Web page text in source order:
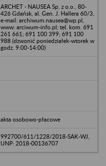
ARCHET - NAUSEA Sp. z o.o., 80-
426 Gdańsk, al. Gen. J. Hallera 60/3,
e-mail: archiwum.nausea@wp.pl,
www: arciwum-info.pl; tel. kom. 691
261 661; 691 100 399; 691 100
988 (dzwonić poniedziałek-wtorek w
godz. 9:00-14:00)
akta osobowo-płacowe
992700/611/1228/2018-SAK-WJ,
UNP: 2018-00136707